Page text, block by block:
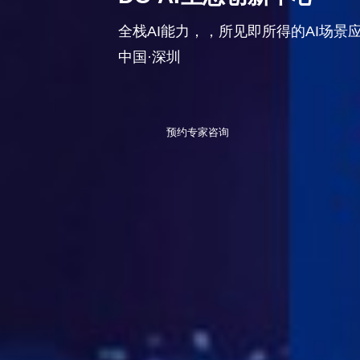
全栈AI能力，，所见即所得的AI场景
中国·深圳
预约专家咨询